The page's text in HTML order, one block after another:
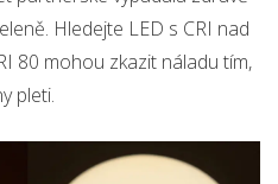
Hledejte LED s CRI nad
80 mohou zkazit náladu tím,
pleti.